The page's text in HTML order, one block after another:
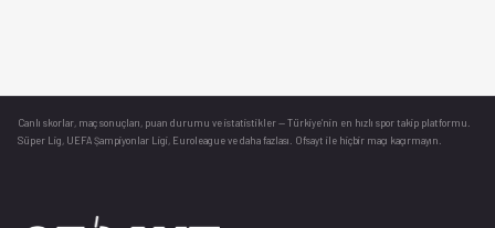
Canlı skorlar , maç sonuçları, puan durumu ve istatistikler — Türkiye’nin en hızlı spor takip platformu.
Süper Lig, UEFA Şampiyonlar Ligi, Euroleague ve daha fazlası. Ofsayt ile hiçbir maçı kaçırmayın.